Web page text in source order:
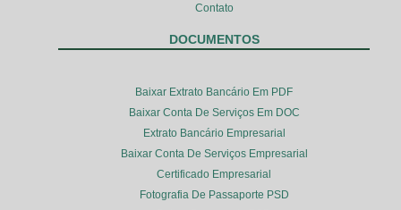
Contato
DOCUMENTOS
Baixar Extrato Bancário Em PDF
Baixar Conta De Serviços Em DOC
Extrato Bancário Empresarial
Baixar Conta De Serviços Empresarial
Certificado Empresarial
Fotografia De Passaporte PSD